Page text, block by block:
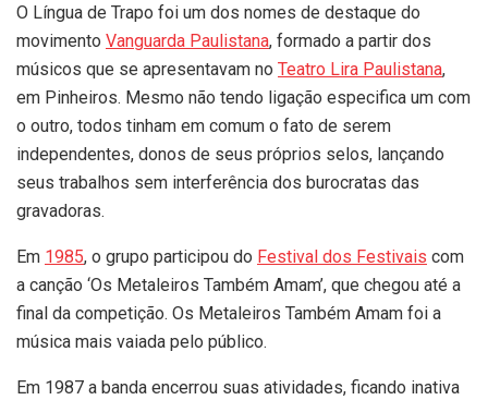
O Língua de Trapo foi um dos nomes de destaque do
movimento Vanguarda Paulistana, formado a partir dos
músicos que se apresentavam no Teatro Lira Paulistana,
em Pinheiros. Mesmo não tendo ligação especifica um com
o outro, todos tinham em comum o fato de serem
independentes, donos de seus próprios selos, lançando
seus trabalhos sem interferência dos burocratas das
gravadoras.
Em 1985, o grupo participou do Festival dos Festivais com
a canção ‘Os Metaleiros Também Amam’, que chegou até a
final da competição. Os Metaleiros Também Amam foi a
música mais vaiada pelo público.
Em 1987 a banda encerrou suas atividades, ficando inativa